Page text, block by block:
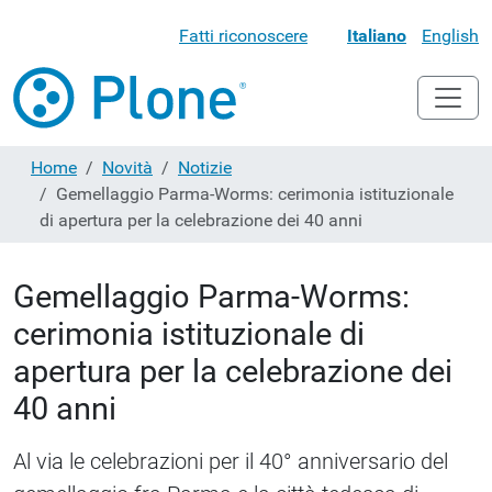
Fatti riconoscere Italiano English
Home Novità
Notizie
Gemellaggio Parma-Worms: cerimonia istituzionale
di apertura per la celebrazione dei 40 anni
Gemellaggio Parma-Worms:
cerimonia istituzionale di
apertura per la celebrazione dei
40 anni
Al via le celebrazioni per il 40° anniversario del